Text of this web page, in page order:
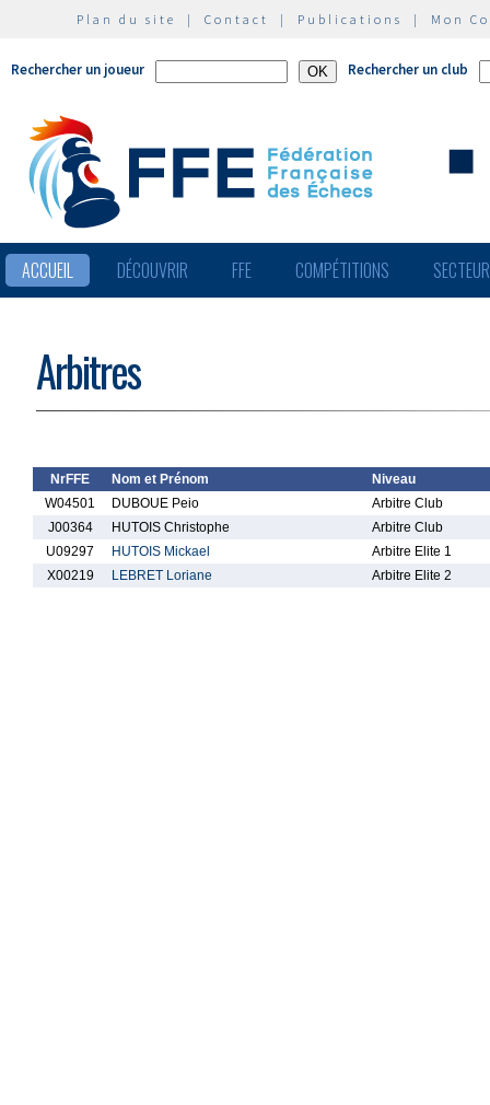
Plan du site | Contact | Publications | Mon
Rechercher un joueur Rechercher un club
ACCUEIL DÉCOUVRIR FFE COMPÉTITIONS
Arbitres
NrFFE Nom et Prénom
Niveau
W04501
DUBOUE Peio
Arbitre Club
J00364
HUTOIS Christophe
Arbitre Club
U09297
HUTOIS Mickael
Arbitre Elite 1
X00219
LEBRET Loriane Arbitre Elite 2